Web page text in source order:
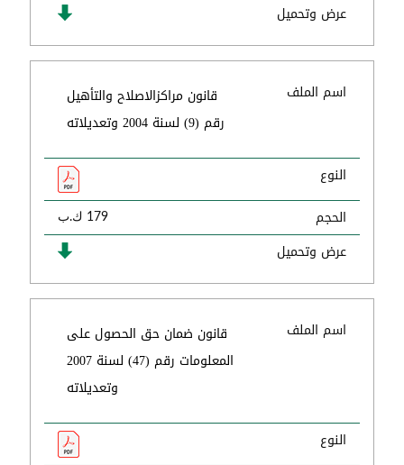
عرض وتحميل
اسم الملف
قانون مراكزالاصلاح والتأهيل
رقم (9) لسنة 2004 وتعديلاته
النوع
الحجم
179 ك.ب
عرض وتحميل
اسم الملف
قانون ضمان حق الحصول على
المعلومات رقم (47) لسنة 2007
وتعديلاته
النوع